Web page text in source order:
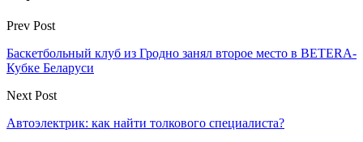
Prev Post
Баскетбольный клуб из Гродно занял второе место в BETERA-
Кубке Беларуси
Next Post
Автоэлектрик: как найти толкового специалиста?